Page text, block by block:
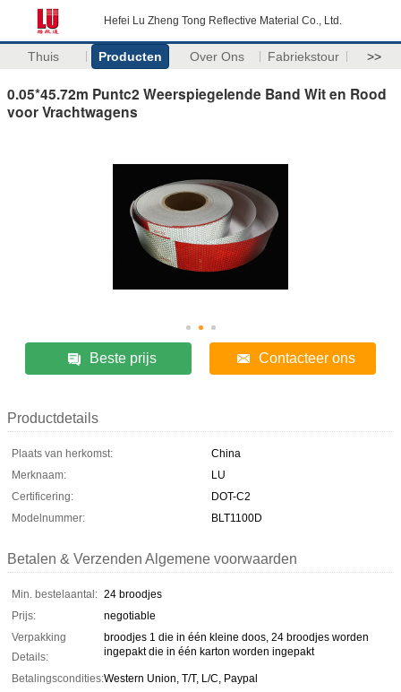
Hefei Lu Zheng Tong Reflective Material Co., Ltd.
Thuis Producten Over Ons Fabriekstour >>
0.05*45.72m Puntc2 Weerspiegelende Band Wit en Rood
voor Vrachtwagens
Beste prijs Contacteer ons
Productdetails
Plaats van herkomst:
China
Merknaam:
LU
Certificering:
DOT-C2
Modelnummer:
BLT1100D
Betalen & Verzenden Algemene voorwaarden
Min. bestelaantal: 24 broodjes
Prijs:
negotiable
Verpakking
Details:
broodjes 1 die in één kleine doos, 24 broodjes worden
ingepakt die in één karton worden ingepakt
Betalingscondities:Western Union, T/T, L/C, Paypal